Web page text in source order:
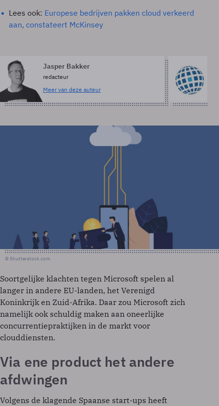
Lees ook: Europese bedrijven pakken cloud verkeerd
aan, constateert McKinsey
Jasper Bakker
redacteur
Meer van deze auteur
© Shutterstock.com
Soortgelijke klachten tegen Microsoft spelen al
langer in andere EU-landen, het Verenigd
Koninkrijk en Zuid-Afrika. Daar zou Microsoft zich
namelijk ook schuldig maken aan oneerlijke
concurrentiepraktijken in de markt voor
clouddiensten.
Via ene product het andere
afdwingen
Volgens de klagende Spaanse start-ups heeft